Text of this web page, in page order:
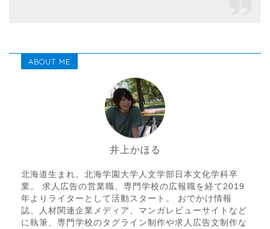
ABOUT ME
井上かほる
北海道生まれ。北海学園大学人文学部日本文化学科卒
業。 求人広告の営業職、専門学校の広報職を経て2019
年よりライターとして活動スタート。 おでかけ情報
誌、人材関連企業メディア、マンガレビューサイトなど
に執筆、専門学校のタグライン制作や求人広告文制作な